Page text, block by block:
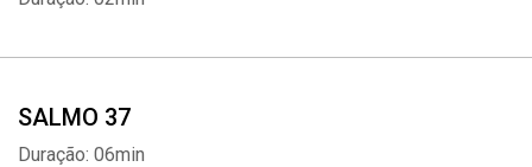
SALMO 37
Duração: 06min